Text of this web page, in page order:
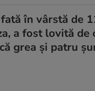
în vârstă de
a fost lovită
grea și patru